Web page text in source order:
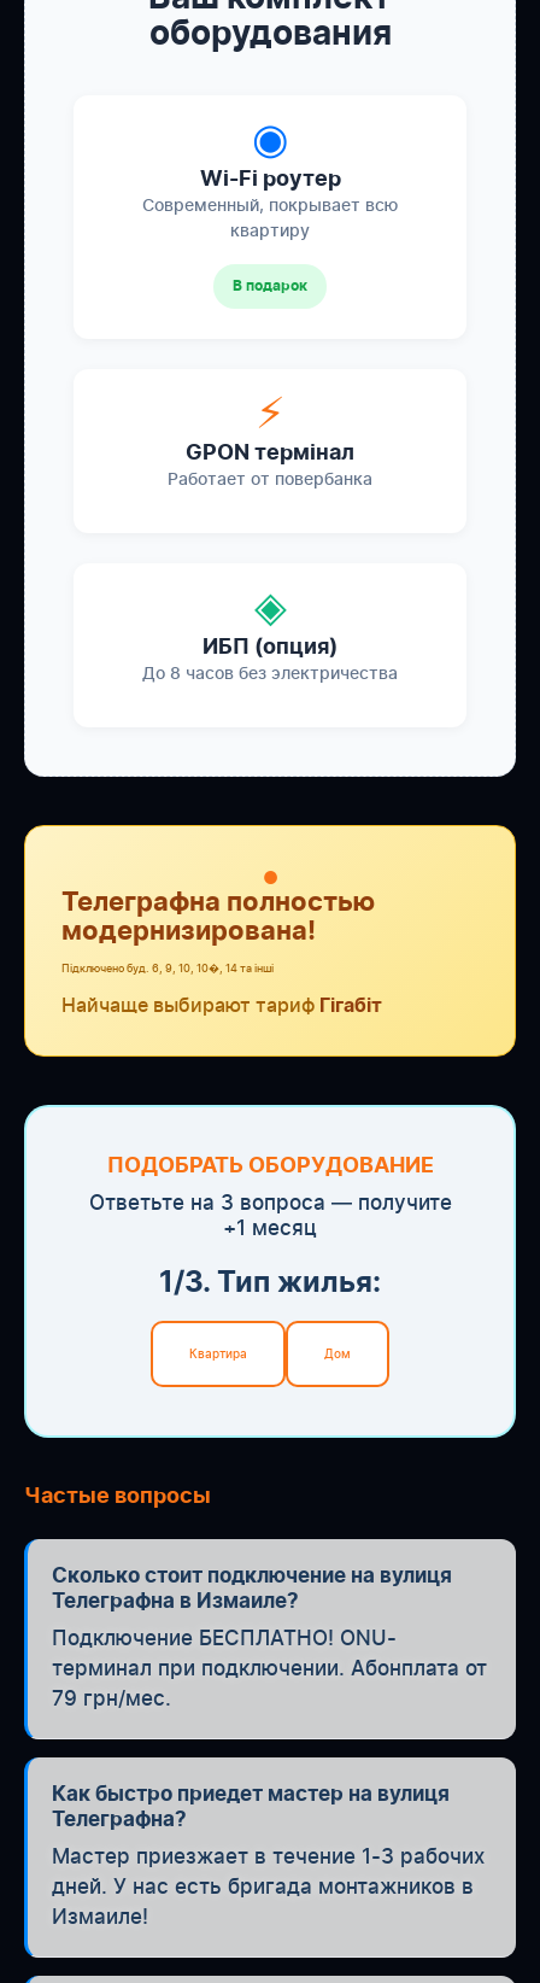
оборудования
◉
Wi-Fi роутер
Современный, покрывает всю
квартиру
В подарок
⚡
GPON термінал
Работает от повербанка
◈
ИБП (опция)
До 8 часов без электричества
●
Телеграфна полностью
модернизирована!
Підключено буд. 6, 9, 10, 10�, 14 та інші
Найчаще выбирают тариф Гігабіт
ПОДОБРАТЬ ОБОРУДОВАНИЕ
Ответьте на 3 вопроса — получите
+1 месяц
1/3. Тип жилья:
Квартира Дом
Частые вопросы
Сколько стоит подключение на вулиця
Телеграфна в Измаиле?
Подключение БЕСПЛАТНО! ONU-
терминал при подключении. Абонплата от
79 грн/мес.
Как быстро приедет мастер на вулиця
Телеграфна?
Мастер приезжает в течение 1-3 рабочих
дней. У нас есть бригада монтажников в
Измаиле!